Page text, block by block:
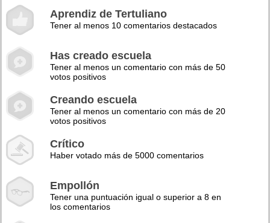
Aprendiz de Tertuliano
Tener al menos 10 comentarios destacados
Has creado escuela
Tener al menos un comentario con más de 50
votos positivos
Creando escuela
Tener al menos un comentario con más de 20
votos positivos
Crítico
Haber votado más de 5000 comentarios
Empollón
Tener una puntuación igual o superior a 8 en
los comentarios